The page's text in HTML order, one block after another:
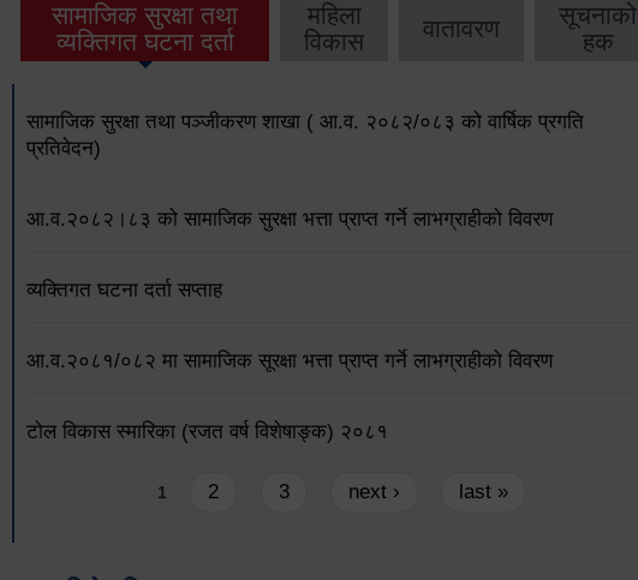
सामाजिक सुरक्षा तथा
व्यक्तिगत घटना दर्ता
महिला
विकास
वातावरण
सूचनाको
हक
सामाजिक सुरक्षा तथा पञ्जीकरण शाखा ( आ.व. २०८२/०८३ को वार्षिक प्रगति
प्रतिवेदन)
आ.व.२०८२।८३ को सामाजिक सुरक्षा भत्ता प्राप्त गर्ने लाभग्राहीको विवरण
व्यक्तिगत घटना दर्ता सप्ताह
आ.व.२०८१/०८२ मा सामाजिक सूरक्षा भत्ता प्राप्त गर्ने लाभग्राहीको विवरण
टोल विकास स्मारिका (रजत वर्ष विशेषाङ्क) २०८१
1 2 3 next › last »